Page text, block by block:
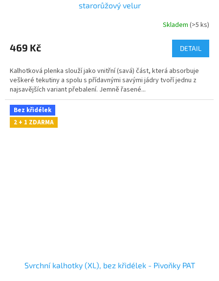
starorůžový velur
Skladem (>5 ks)
469 Kč DETAIL
Kalhotková plenka slouží jako vnitřní (savá) část, která absorbuje
veškeré tekutiny a spolu s přídavnými savými jádry tvoří jednu z
najsavějších variant přebalení. Jemně řasené...
Bez křidélek
2 + 1 ZDARMA
Svrchní kalhotky (XL), bez křidélek - Pivoňky PAT